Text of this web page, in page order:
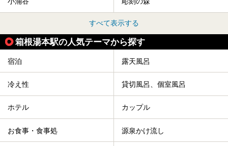
すべて表示する
箱根湯本駅の人気テーマから探す
宿泊 露天風呂
冷え性 貸切風呂、個室風呂
ホテル カップル
お食事・食事処 源泉かけ流し